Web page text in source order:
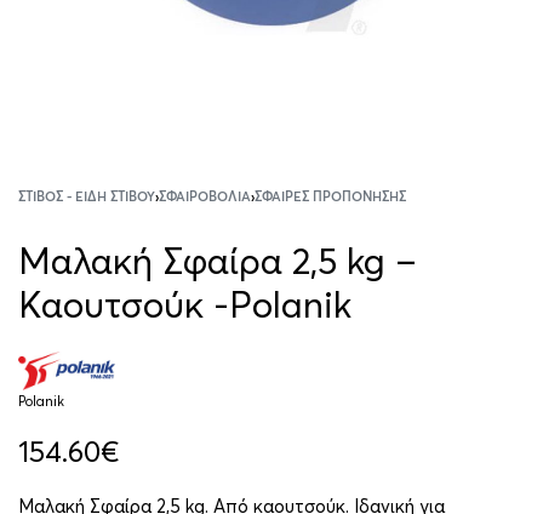
ΣΤΊΒΟΣ - ΕΊΔΗ ΣΤΊΒΟΥ›ΣΦΑΙΡΟΒΟΛΊΑ›ΣΦΑΊΡΕΣ ΠΡΟΠΌΝΗΣΗΣ
Μαλακή Σφαίρα 2,5 kg –
Καουτσούκ -Polanik
Polanik
154.60€
Μαλακή Σφαίρα 2,5 kg. Από καουτσούκ. Ιδανική για